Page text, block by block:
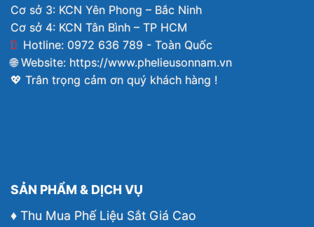
Cơ sở 3: KCN Yên Phong – Bắc Ninh
Cơ sở 4: KCN Tân Bình – TP HCM
Hotline: 0972 636 789 - Toàn Quốc
🌐 Website: https://www.phelieusonnam.vn
💖 Trân trọng cảm ơn quý khách hàng !
SẢN PHẨM & DỊCH VỤ
♦ Thu Mua Phế Liệu Sắt Giá Cao